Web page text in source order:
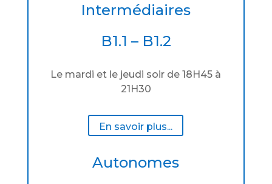
Intermédiaires
B1.1 – B1.2
Le mardi et le jeudi soir de 18H45 à
21H30
En savoir plus...
Autonomes